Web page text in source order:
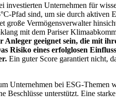
Unternehmen für
Pfad sind, um sie durch
große Vermögensverwalter
mit dem Pariser
geeignet sein, die mit
Risiko eines erfolglosen
Ein guter Score garantiert nicht,
Unternehmen bei ESG-Themen
unterstützt. Eine